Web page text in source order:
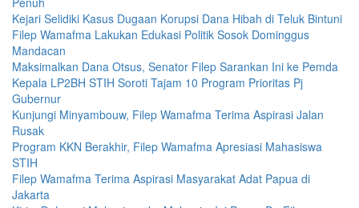
Kejari Selidiki Kasus Dugaan Korupsi Dana Hibah di Teluk Bintuni
Filep Wamafma Lakukan Edukasi Politik Sosok Dominggus
Mandacan
Maksimalkan Dana Otsus, Senator Filep Sarankan Ini ke Pemda
Kepala LP2BH STIH Soroti Tajam 10 Program Prioritas Pj
Gubernur
Kunjungi Minyambouw, Filep Wamafma Terima Aspirasi Jalan
Rusak
Program KKN Berakhir, Filep Wamafma Apresiasi Mahasiswa
STIH
Filep Wamafma Terima Aspirasi Masyarakat Adat Papua di
Jakarta